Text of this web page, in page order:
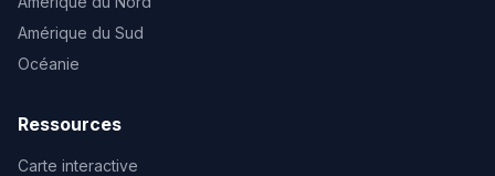
Amérique du Sud
Océanie
Ressources
Carte interactive